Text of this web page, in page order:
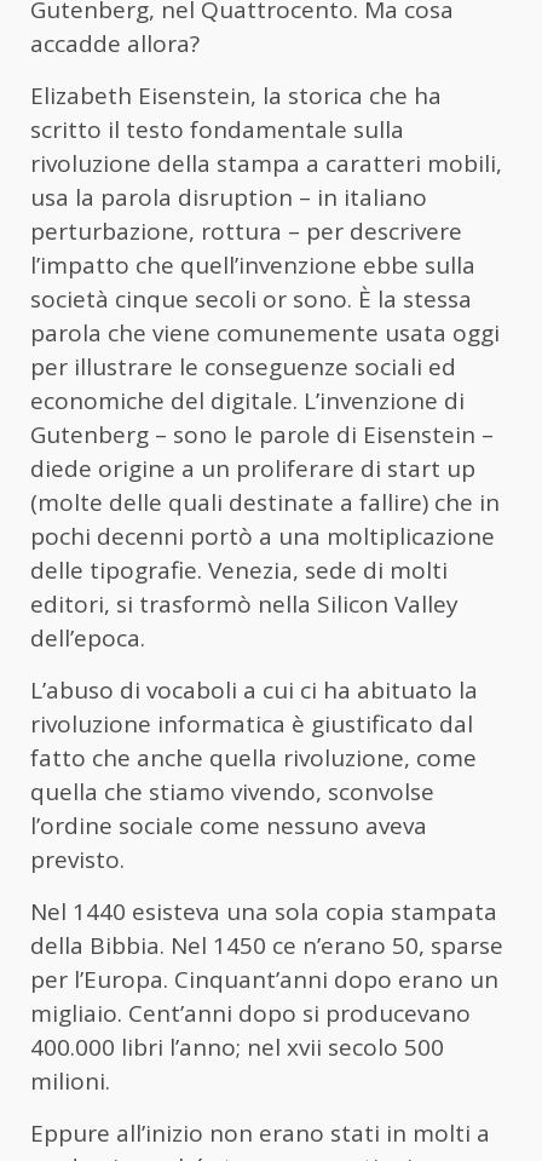
Gutenberg, nel Quattrocento. Ma cosa
accadde allora?
Elizabeth Eisenstein, la storica che ha
scritto il testo fondamentale sulla
rivoluzione della stampa a caratteri mobili,
usa la parola disruption – in italiano
perturbazione, rottura – per descrivere
l’impatto che quell’invenzione ebbe sulla
società cinque secoli or sono. È la stessa
parola che viene comunemente usata oggi
per illustrare le conseguenze sociali ed
economiche del digitale. L’invenzione di
Gutenberg – sono le parole di Eisenstein –
diede origine a un proliferare di start up
(molte delle quali destinate a fallire) che in
pochi decenni portò a una moltiplicazione
delle tipografie. Venezia, sede di molti
editori, si trasformò nella Silicon Valley
dell’epoca.
L’abuso di vocaboli a cui ci ha abituato la
rivoluzione informatica è giustificato dal
fatto che anche quella rivoluzione, come
quella che stiamo vivendo, sconvolse
l’ordine sociale come nessuno aveva
previsto.
Nel 1440 esisteva una sola copia stampata
della Bibbia. Nel 1450 ce n’erano 50, sparse
per l’Europa. Cinquant’anni dopo erano un
migliaio. Cent’anni dopo si producevano
400.000 libri l’anno; nel xvii secolo 500
milioni.
Eppure all’inizio non erano stati in molti a